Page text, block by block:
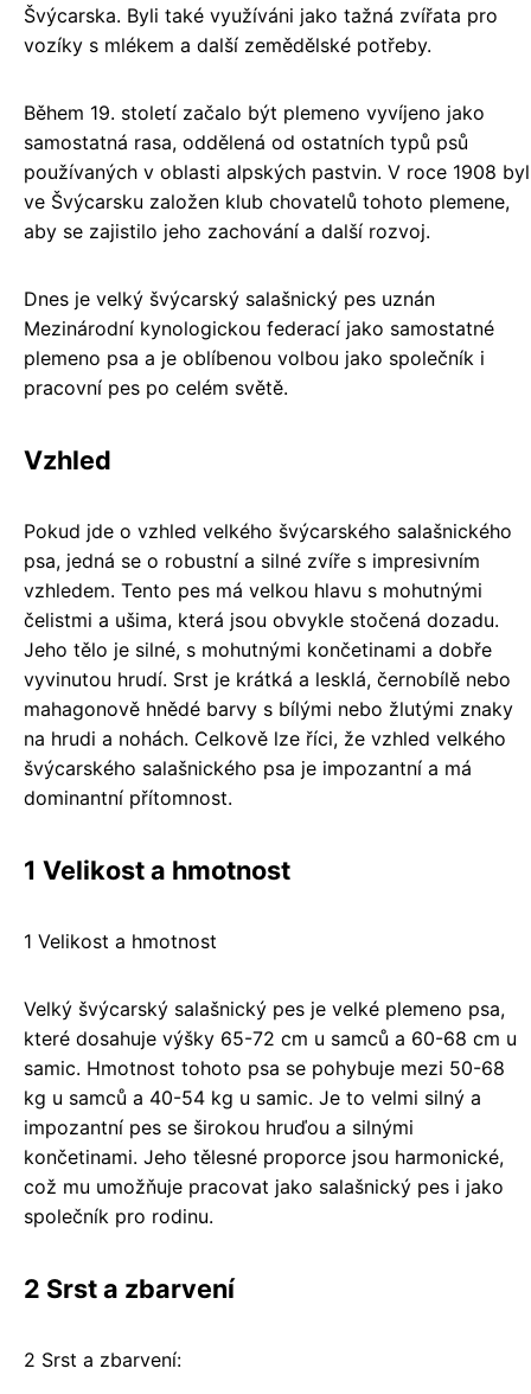
Švýcarska. Byli také využíváni jako tažná zvířata pro
vozíky s mlékem a další zemědělské potřeby.
Během 19. století začalo být plemeno vyvíjeno jako
samostatná rasa, oddělená od ostatních typů psů
používaných v oblasti alpských pastvin. V roce 1908 byl
ve Švýcarsku založen klub chovatelů tohoto plemene,
aby se zajistilo jeho zachování a další rozvoj.
Dnes je velký švýcarský salašnický pes uznán
Mezinárodní kynologickou federací jako samostatné
plemeno psa a je oblíbenou volbou jako společník i
pracovní pes po celém světě.
Vzhled
Pokud jde o vzhled velkého švýcarského salašnického
psa, jedná se o robustní a silné zvíře s impresivním
vzhledem. Tento pes má velkou hlavu s mohutnými
čelistmi a ušima, která jsou obvykle stočená dozadu.
Jeho tělo je silné, s mohutnými končetinami a dobře
vyvinutou hrudí. Srst je krátká a lesklá, černobílě nebo
mahagonově hnědé barvy s bílými nebo žlutými znaky
na hrudi a nohách. Celkově lze říci, že vzhled velkého
švýcarského salašnického psa je impozantní a má
dominantní přítomnost.
1 Velikost a hmotnost
1 Velikost a hmotnost
Velký švýcarský salašnický pes je velké plemeno psa,
které dosahuje výšky 65-72 cm u samců a 60-68 cm u
samic. Hmotnost tohoto psa se pohybuje mezi 50-68
kg u samců a 40-54 kg u samic. Je to velmi silný a
impozantní pes se širokou hruďou a silnými
končetinami. Jeho tělesné proporce jsou harmonické,
což mu umožňuje pracovat jako salašnický pes i jako
společník pro rodinu.
2 Srst a zbarvení
2 Srst a zbarvení: